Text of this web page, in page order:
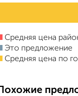
Средняя цена
Это предложение
Средняя цена по